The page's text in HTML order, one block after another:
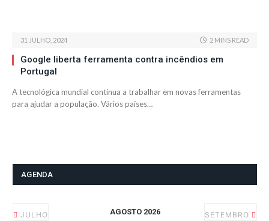
31 JULHO, 2024 2 MINS READ
Google liberta ferramenta contra incêndios em
Portugal
A tecnológica mundial continua a trabalhar em novas ferramentas
para ajudar a população. Vários países…
AGENDA
JULHO AGOSTO 2026 SETEMBRO